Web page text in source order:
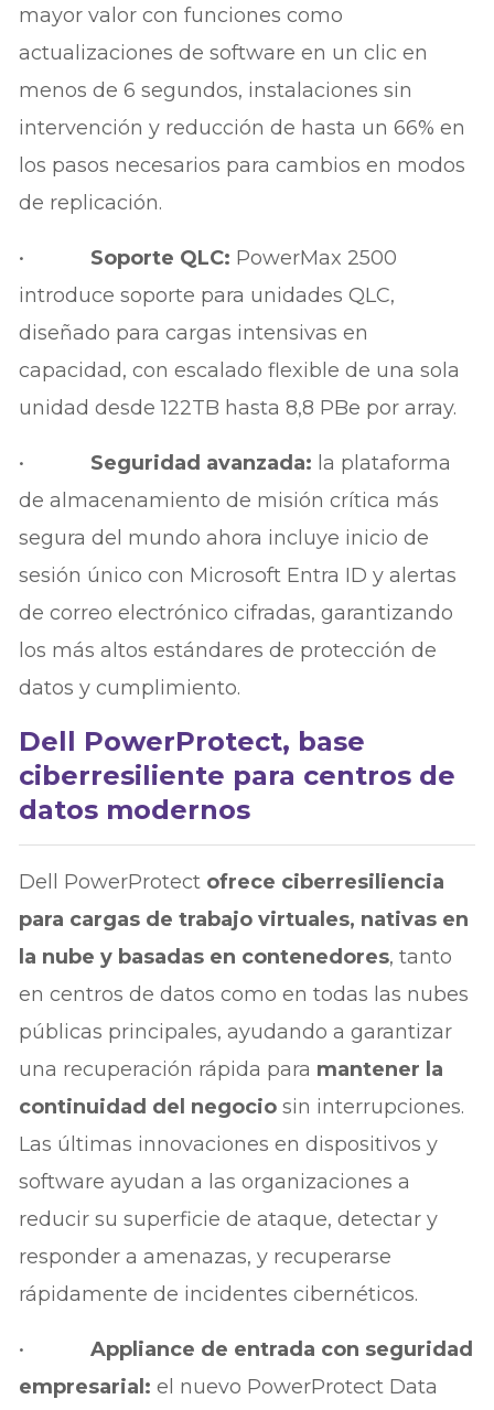
mayor valor con funciones como
actualizaciones de software en un clic en
menos de 6 segundos, instalaciones sin
intervención y reducción de hasta un 66% en
los pasos necesarios para cambios en modos
de replicación.
• Soporte QLC: PowerMax 2500
introduce soporte para unidades QLC,
diseñado para cargas intensivas en
capacidad, con escalado flexible de una sola
unidad desde 122TB hasta 8,8 PBe por array.
• Seguridad avanzada: la plataforma
de almacenamiento de misión crítica más
segura del mundo ahora incluye inicio de
sesión único con Microsoft Entra ID y alertas
de correo electrónico cifradas, garantizando
los más altos estándares de protección de
datos y cumplimiento.
Dell PowerProtect, base
ciberresiliente para centros de
datos modernos
Dell PowerProtect ofrece ciberresiliencia
para cargas de trabajo virtuales, nativas en
la nube y basadas en contenedores, tanto
en centros de datos como en todas las nubes
públicas principales, ayudando a garantizar
una recuperación rápida para mantener la
continuidad del negocio sin interrupciones.
Las últimas innovaciones en dispositivos y
software ayudan a las organizaciones a
reducir su superficie de ataque, detectar y
responder a amenazas, y recuperarse
rápidamente de incidentes cibernéticos.
•
Appliance de entrada con seguridad
empresarial:el nuevo PowerProtect Data